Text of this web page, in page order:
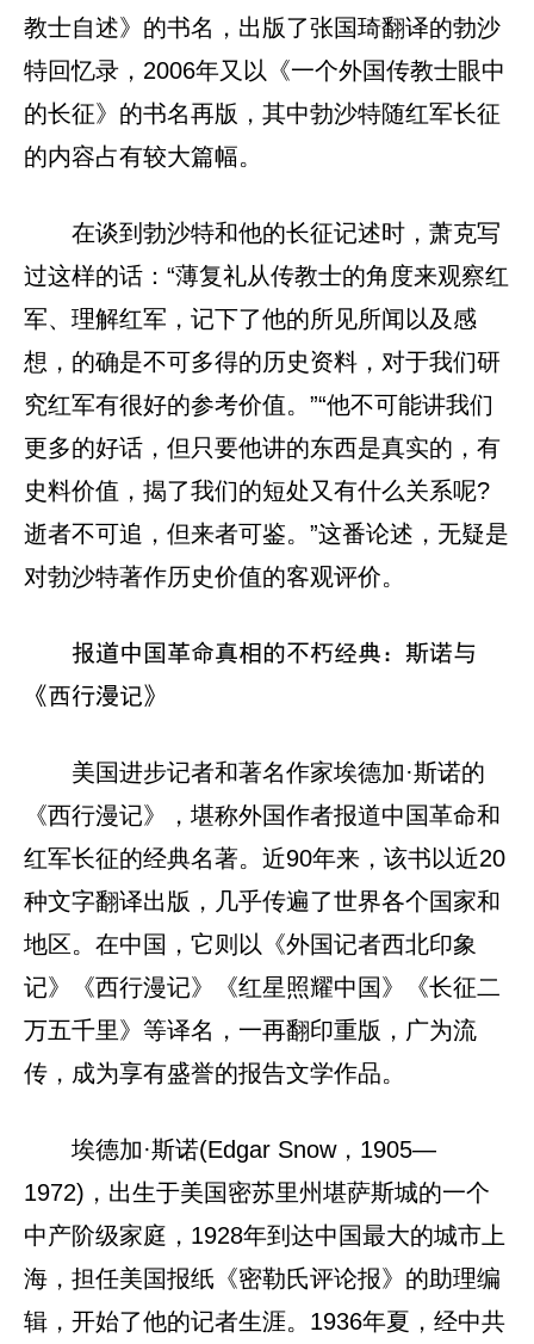
教士自述》的书名，出版了张国琦翻译的勃沙
特回忆录，2006年又以《一个外国传教士眼中
的长征》的书名再版，其中勃沙特随红军长征
的内容占有较大篇幅。
在谈到勃沙特和他的长征记述时，萧克写
过这样的话：“薄复礼从传教士的角度来观察红
军、理解红军，记下了他的所见所闻以及感
想，的确是不可多得的历史资料，对于我们研
究红军有很好的参考价值。”“他不可能讲我们
更多的好话，但只要他讲的东西是真实的，有
史料价值，揭了我们的短处又有什么关系呢?
逝者不可追，但来者可鉴。”这番论述，无疑是
对勃沙特著作历史价值的客观评价。
报道中国革命真相的不朽经典：斯诺与
《西行漫记》
美国进步记者和著名作家埃德加·斯诺的
《西行漫记》，堪称外国作者报道中国革命和
红军长征的经典名著。近90年来，该书以近20
种文字翻译出版，几乎传遍了世界各个国家和
地区。在中国，它则以《外国记者西北印象
记》《西行漫记》《红星照耀中国》《长征二
万五千里》等译名，一再翻印重版，广为流
传，成为享有盛誉的报告文学作品。
埃德加·斯诺(Edgar Snow，1905—
1972)，出生于美国密苏里州堪萨斯城的一个
中产阶级家庭，1928年到达中国最大的城市上
海，担任美国报纸《密勒氏评论报》的助理编
辑，开始了他的记者生涯。1936年夏，经中共